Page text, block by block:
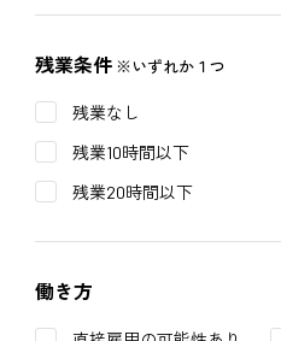
残業条件 ※いずれか１つ
残業なし
残業10時間以下
残業20時間以下
働き方